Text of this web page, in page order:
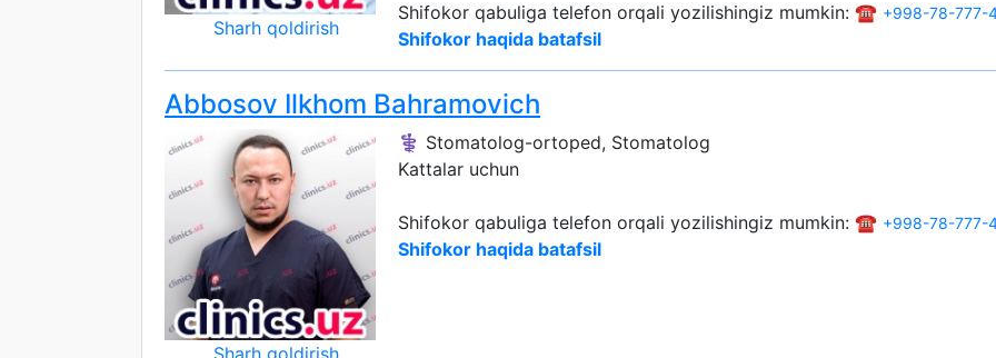
Sharh qoldirish
Shifokor qabuliga telefon orqali yozilishingiz mumkin: ☎️ +998-78-777-
Shifokor haqida batafsil
Abbosov Ilkhom Bahramovich
Sharh qoldirish
⚕️ Stomatolog-ortoped, Stomatolog
Kattalar uchun
Shifokor qabuliga telefon orqali yozilishingiz mumkin: ☎️ +998-78-777-
Shifokor haqida batafsil